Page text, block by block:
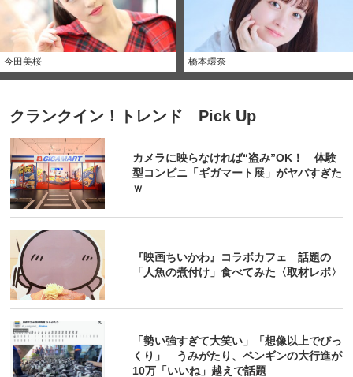
今田美桜 橋本環奈
クランクイン！トレンド Pick Up
カメラに映らなければ“盗み”OK！ 体験
型コンビニ「ギガマート展」がヤバすぎた
ｗ
『映画ちいかわ』コラボカフェ 話題の
「人魚の煮付け」食べてみた〈取材レポ〉
「勢い強すぎて大笑い」「想像以上でびっ
くり」 うみがたり、ペンギンの大行進が
10万「いいね」越えで話題